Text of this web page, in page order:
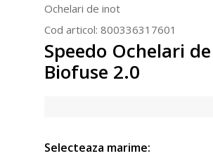
Ochelari de inot
Cod articol: 800336317601
Speedo Ochelari
Biofuse 2.0
Selecteaza marime: